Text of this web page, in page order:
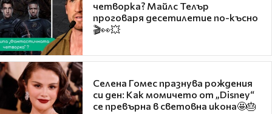
четворка? Майлс Телър
проговаря десетилетие по-късно
🎬👀💥
Селена Гомес празнува рождения
си ден: Как момичето от „Disney“
се превърна в световна икона🤩🎂